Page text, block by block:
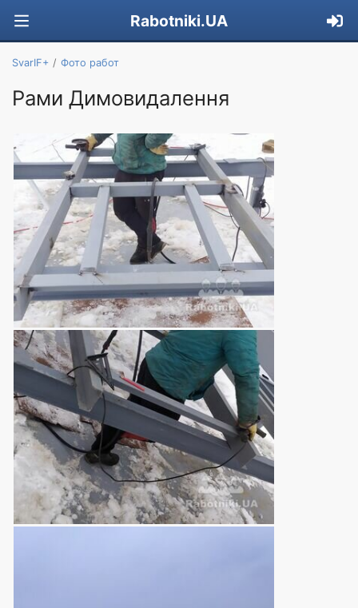
Rabotniki.UA
SvarIF+ Фото работ
Рами Димовидалення